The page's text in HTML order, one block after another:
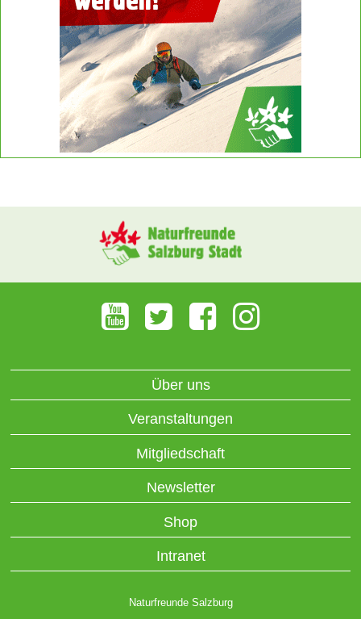
Über uns
Veranstaltungen
Mitgliedschaft
Newsletter
Shop
Intranet
Naturfreunde Salzburg